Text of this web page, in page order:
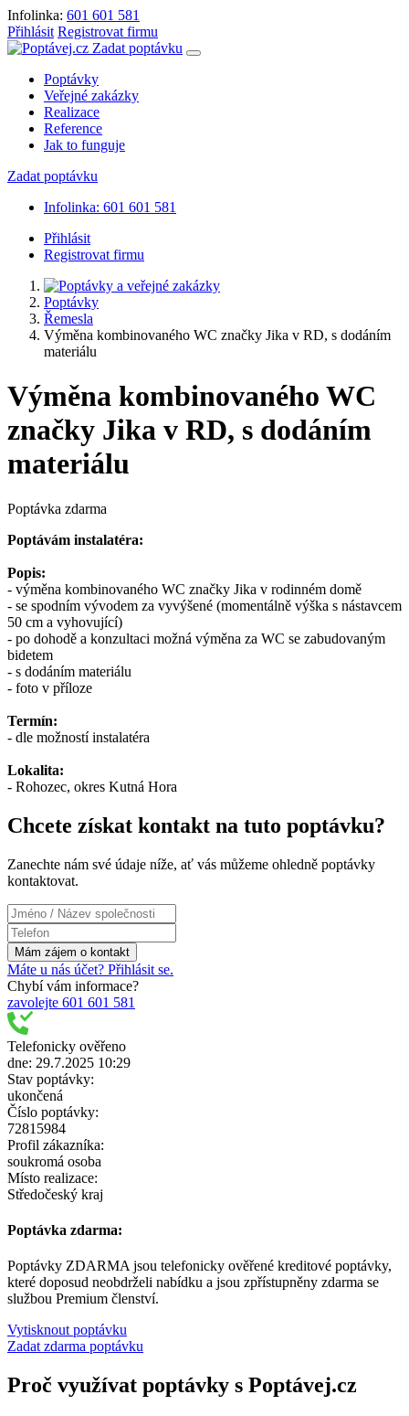
Infolinka: 601 601 581
Přihlásit Registrovat firmu
Zadat poptávku
Poptávky
Veřejné zakázky
Realizace
Reference
Jak to funguje
Zadat poptávku
Infolinka: 601 601 581
Přihlásit
Registrovat firmu
Poptávky
Řemesla
Výměna kombinovaného WC značky Jika v RD, s dodáním
materiálu
Výměna kombinovaného WC
značky Jika v RD, s dodáním
materiálu
Poptávka zdarma
Poptávám instalatéra:
Popis:
- výměna kombinovaného WC značky Jika v rodinném domě
- se spodním vývodem za vyvýšené (momentálně výška s nástavcem
50 cm a vyhovující)
- po dohodě a konzultaci možná výměna za WC se zabudovaným
bidetem
- s dodáním materiálu
- foto v příloze
Termín:
- dle možností instalatéra
Lokalita:
- Rohozec, okres Kutná Hora
Chcete získat kontakt na tuto poptávku?
Zanechte nám své údaje níže, ať vás můžeme ohledně poptávky
kontaktovat.
Máte u nás účet? Přihlásit se.
Chybí vám informace?
zavolejte 601 601 581
Telefonicky ověřeno
dne: 29.7.2025 10:29
Stav poptávky:
ukončená
Číslo poptávky:
72815984
Profil zákazníka:
soukromá osoba
Místo realizace:
Středočeský kraj
Poptávka zdarma:
Poptávky ZDARMA jsou telefonicky ověřené kreditové poptávky,
které doposud neobdrželi nabídku a jsou zpřístupněny zdarma se
službou Premium členství.
Vytisknout poptávku
Zadat zdarma poptávku
Proč využívat poptávky s Poptávej.cz